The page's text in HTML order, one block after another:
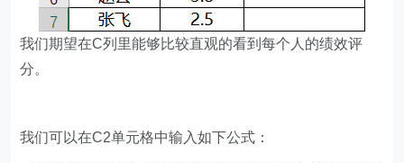
我们期望在C列里能够比较直观的看到每个人的绩效评
分。
我们可以在C2单元格中输入如下公式：